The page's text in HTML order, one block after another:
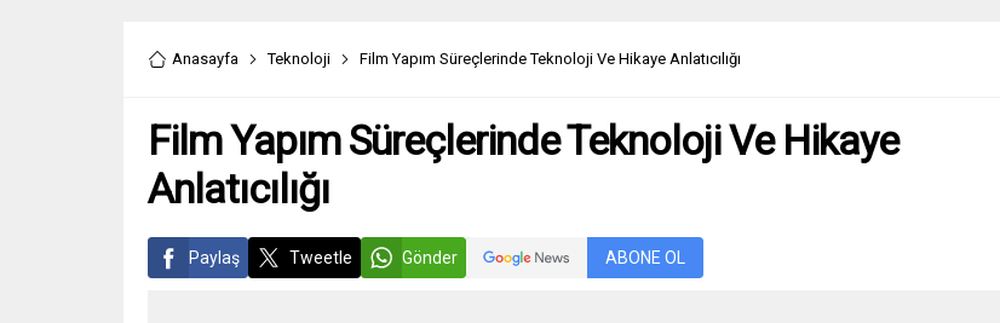
Anasayfa Teknoloji Film Yapım Süreçlerinde Teknoloji Ve Hikaye Anlatıcılığı
Film Yapım Süreçlerinde Teknoloji Ve Hikaye
Anlatıcılığı
Paylaş Tweetle Gönder ABONE OL